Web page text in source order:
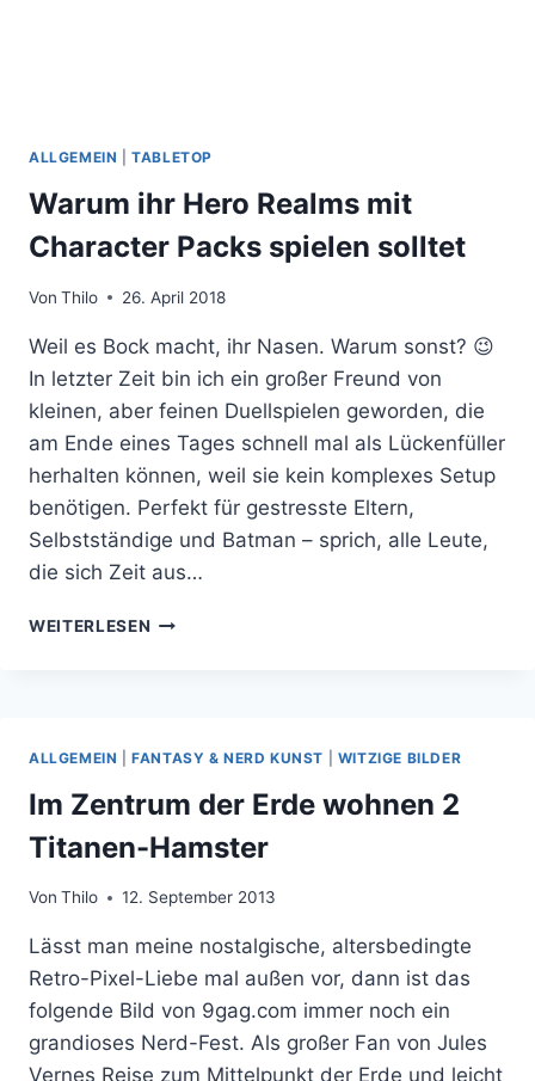
ALLGEMEIN |TABLETOP
Warum ihr Hero Realms mit
Character Packs spielen solltet
Von Thilo 26. April 2018
Weil es Bock macht, ihr Nasen. Warum sonst? 😉
In letzter Zeit bin ich ein großer Freund von
kleinen, aber feinen Duellspielen geworden, die
am Ende eines Tages schnell mal als Lückenfüller
herhalten können, weil sie kein komplexes Setup
benötigen. Perfekt für gestresste Eltern,
Selbstständige und Batman – sprich, alle Leute,
die sich Zeit aus…
WEITERLESEN WARUM
SPIELEN
SOLLTET
ALLGEMEIN |FANTASY & NERD KUNST WITZIGE BILDER
Im Zentrum der Erde wohnen 2
Titanen-Hamster
Von Thilo 12. September 2013
Lässt man meine nostalgische, altersbedingte
Retro-Pixel-Liebe mal außen vor, dann ist das
folgende Bild von 9gag.com immer noch ein
grandioses Nerd-Fest. Als großer Fan von Jules
Vernes Reise zum Mittelpunkt der Erde und leicht